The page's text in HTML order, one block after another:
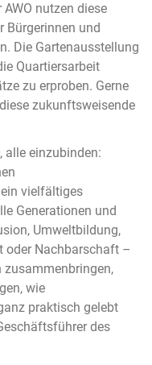
nutzen diese
Bürgerinnen und
Die Gartenausstellung
Quartiersarbeit
zu erproben. Gerne
zukunftsweisende
alle einzubinden:
vielfältiges
Generationen und
Umweltbildung,
oder Nachbarschaft –
wie
praktisch gelebt
des